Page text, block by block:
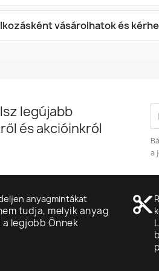
vásárolhatok és
legújabb
és akcióinkról
a
anyagmintákat
tudja, melyik anyag
a legjobb Önnek
content_cut